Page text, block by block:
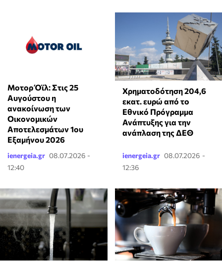
Μοτορ Όϊλ: Στις 25
Αυγούστου η
ανακοίνωση των
Οικονομικών
Αποτελεσμάτων 1ου
Εξαμήνου 2026
ienergeia.gr 08.07.2026 -
12:40
Χρηματοδότηση 204,6
εκατ. ευρώ από το
Εθνικό Πρόγραμμα
Ανάπτυξης για την
ανάπλαση της ΔΕΘ
ienergeia.gr 08.07.2026 -
12:36